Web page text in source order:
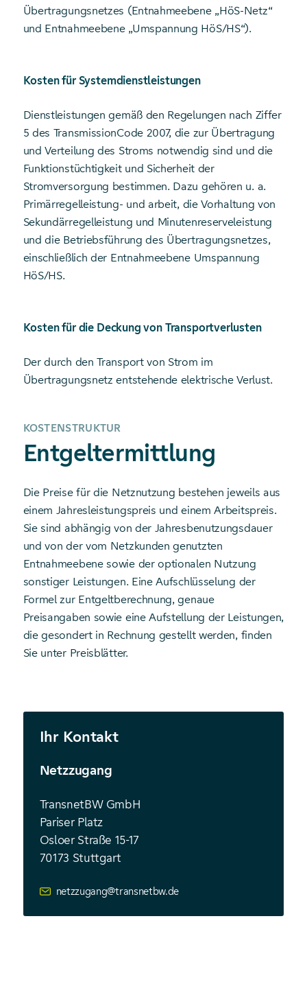
Übertragungsnetzes (Entnahmeebene „HöS-Netz“
und Entnahmeebene „Umspannung HöS/HS“).
Kosten für Systemdienstleistungen
Dienstleistungen gemäß den Regelungen nach Ziffer
5 des TransmissionCode 2007, die zur Übertragung
und Verteilung des Stroms notwendig sind und die
Funktionstüchtigkeit und Sicherheit der
Stromversorgung bestimmen. Dazu gehören u. a.
Primärregelleistung- und arbeit, die Vorhaltung von
Sekundärregelleistung und Minutenreserveleistung
und die Betriebsführung des Übertragungsnetzes,
einschließlich der Entnahmeebene Umspannung
HöS/HS.
Kosten für die Deckung von Transportverlusten
Der durch den Transport von Strom im
Übertragungsnetz entstehende elektrische Verlust.
KOSTENSTRUKTUR
Entgeltermittlung
Die Preise für die Netznutzung bestehen jeweils aus
einem Jahresleistungspreis und einem Arbeitspreis.
Sie sind abhängig von der Jahresbenutzungsdauer
und von der vom Netzkunden genutzten
Entnahmeebene sowie der optionalen Nutzung
sonstiger Leistungen. Eine Aufschlüsselung der
Formel zur Entgeltberechnung, genaue
Preisangaben sowie eine Aufstellung der Leistungen,
die gesondert in Rechnung gestellt werden, finden
Sie unter Preisblätter.
Ihr Kontakt
Netzzugang
TransnetBW GmbH
Pariser Platz
Osloer Straße 15-17
70173 Stuttgart
netzzugang@transnetbw.de